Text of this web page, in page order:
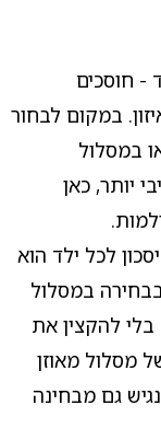
- חוסכים
במקום לבחור
במסלול
יותר, כאן
לכל ילד הוא
בבחירה במסלול
להקצין את
מסלול מאוזן
גם מבחינה